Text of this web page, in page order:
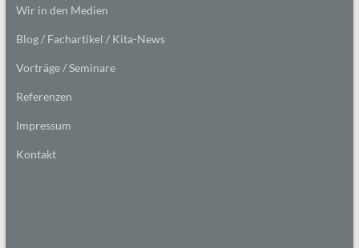
Wir in den Medien
Blog / Fachartikel / Kita-News
Vorträge / Seminare
Referenzen
Impressum
Kontakt